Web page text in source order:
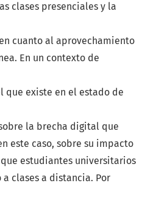
clases presenciales y la
cuanto al aprovechamiento
En un contexto de
que existe en el estado de
la brecha digital que
este caso, sobre su impacto
estudiantes universitarios
clases a distancia. Por